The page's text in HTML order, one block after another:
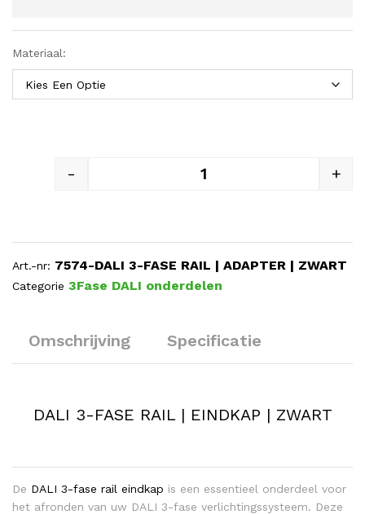
Materiaal:
DALI 3-FASE RAIL |
- +
Art.-nr: 7574-DALI 3-FASE RAIL | ADAPTER | ZWART
Categorie 3Fase DALI onderdelen
Omschrijving Specificatie
DALI 3-FASE RAIL | EINDKAP | ZWART
De DALI 3-fase rail eindkap is een essentieel onderdeel voor
het afronden van uw DALI 3-fase verlichtingssysteem. Deze